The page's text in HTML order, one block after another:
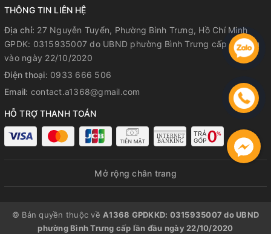
THÔNG TIN LIÊN HỆ
Địa chỉ: 27 Nguyễn Tuyển, Phường Bình Trưng, Hồ Chí Minh
GPDK: 0315935007 do UBND phường Bình Trưng cấp lần đầu
vào ngày 22/10/2020
Điện thoại: 0933 666 506
Email: contact.a1368@gmail.com
HỖ TRỢ THANH TOÁN
Mở rộng chân trang
© Bản quyền thuộc về A1368 GPDKKD: 0315935007 do UBND
phường Bình Trưng cấp lần đầu ngày 22/10/2020